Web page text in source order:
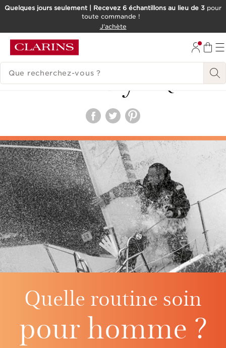
ALLER AU CONTENU
Quelques jours seulement | Recevez 6 échantillons au lieu de 3 pour
toute commande !
J'achète
HISTORIQUE DES RECHERCHES
Beauty FAQ
Quelle routine soin
pourhomme ?